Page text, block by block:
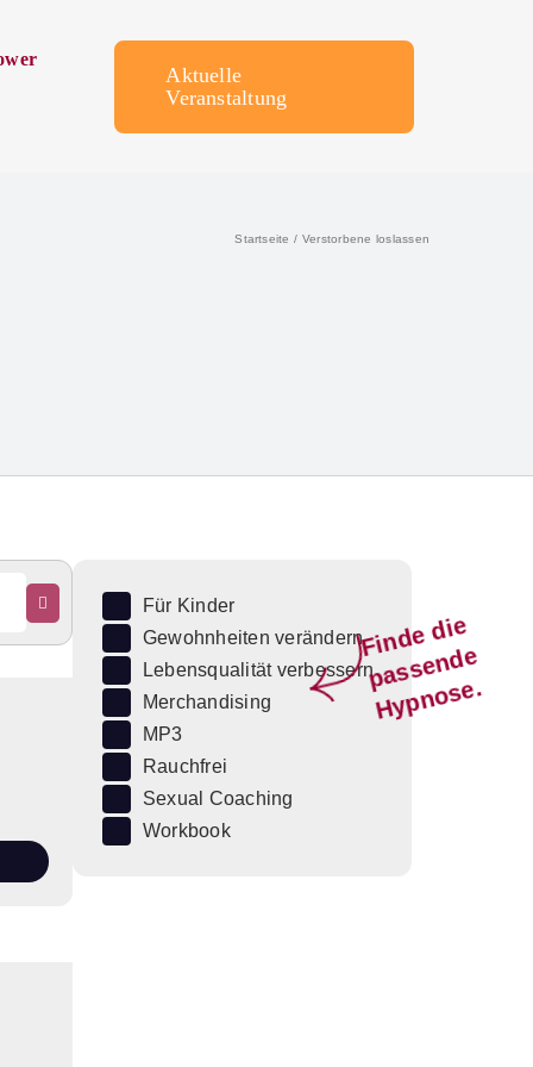
Aktuelle
Veranstaltung
Startseite Verstorbene loslassen
Fi
n
d
e
di
e
p
a
s
s
e
n
d
e
H
y
p
n
o
s
e.
Für Kinder
Gewohnheiten verändern
Lebensqualität verbessern
Merchandising
MP3
Rauchfrei
Sexual Coaching
Workbook